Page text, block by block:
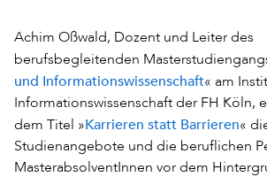
Achim Oßwald, Dozent und Leiter des
berufsbegleitenden
und Informationswissenschaft« am
Informationswissenschaft der FH Köln,
dem Titel »Karrieren statt Barrieren«
Studienangebote und die beruflichen
MasterabsolventInnen vor dem